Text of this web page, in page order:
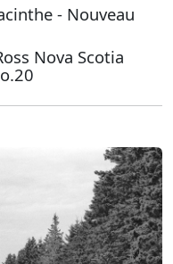
- Nouveau
Nova Scotia